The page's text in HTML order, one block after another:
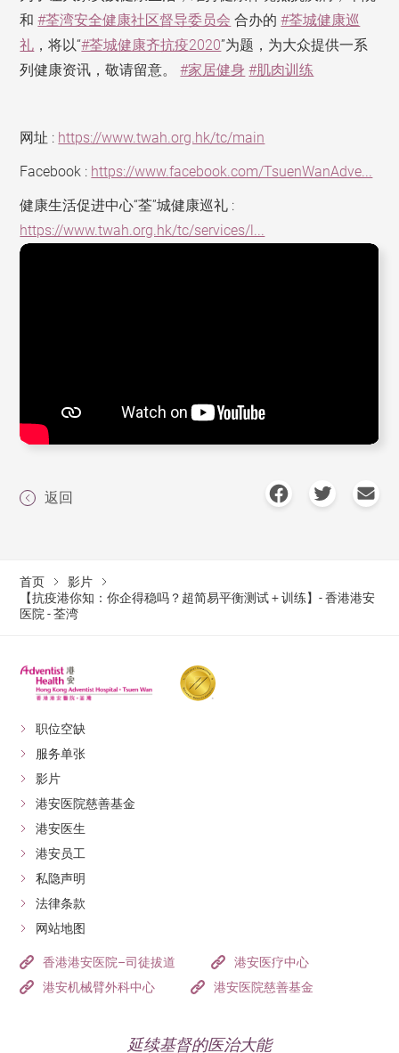
和#荃湾安全健康社区督导委员会 合办的#荃城健康巡
礼 ，将以“#荃城健康齐抗疫2020”为题，为大众提供一系
列健康资讯，敬请留意。#家居健身 #肌肉训练
网址 : https://www.twah.org.hk/tc/main
Facebook : https://www.facebook.com/TsuenWanAdve...
健康生活促进中心“荃”城健康巡礼 :
https://www.twah.org.hk/tc/services/l...
返回
首页
影片
【抗疫港你知：你企得稳吗？超简易平衡测试 + 训练】- 香港港安
医院 - 荃湾
职位空缺
服务单张
影片
港安医院慈善基金
港安医生
港安员工
私隐声明
法律条款
网站地图
香港港安医院–司徒拔道
港安医疗中心
港安机械臂外科中心
港安医院慈善基金
延续基督的医治大能